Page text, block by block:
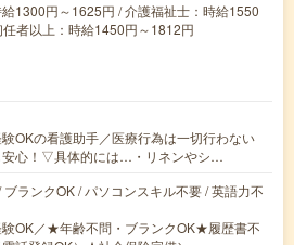
1300円～1625円 / 介護福祉士：時給1550
者以上：時給1450円～1812円
OKの看護助手／医療行為は一切行わない
安心！▽具体的には…・リネンやシ…
ランクOK / パソコンスキル不要 / 英語力不
験OK／★年齢不問・ブランクOK★履歴書不